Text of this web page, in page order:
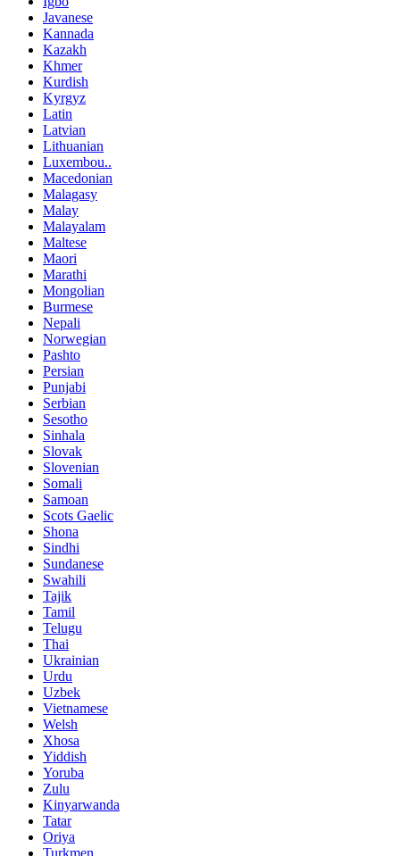
Javanese
Kannada
Kazakh
Khmer
Kurdish
Kyrgyz
Latin
Latvian
Lithuanian
Luxembou..
Macedonian
Malagasy
Malay
Malayalam
Maltese
Maori
Marathi
Mongolian
Burmese
Nepali
Norwegian
Pashto
Persian
Punjabi
Serbian
Sesotho
Sinhala
Slovak
Slovenian
Somali
Samoan
Scots Gaelic
Shona
Sindhi
Sundanese
Swahili
Tajik
Tamil
Telugu
Thai
Ukrainian
Urdu
Uzbek
Vietnamese
Welsh
Xhosa
Yiddish
Yoruba
Zulu
Kinyarwanda
Tatar
Oriya
Turkmen